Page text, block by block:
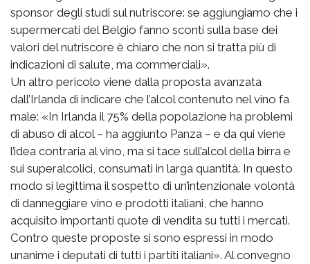
sponsor degli studi sul nutriscore: se aggiungiamo che i
supermercati del Belgio fanno sconti sulla base dei
valori del nutriscore è chiaro che non si tratta più di
indicazioni di salute, ma commerciali».
Un altro pericolo viene dalla proposta avanzata
dall’Irlanda di indicare che l’alcol contenuto nel vino fa
male: «In Irlanda il 75% della popolazione ha problemi
di abuso di alcol – ha aggiunto Panza – e da qui viene
l’idea contraria al vino, ma si tace sull’alcol della birra e
sui superalcolici, consumati in larga quantità. In questo
modo si legittima il sospetto di un’intenzionale volontà
di danneggiare vino e prodotti italiani, che hanno
acquisito importanti quote di vendita su tutti i mercati.
Contro queste proposte si sono espressi in modo
unanime i deputati di tutti i partiti italiani». Al convegno